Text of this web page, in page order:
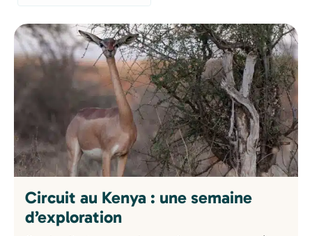
Circuit au Kenya : une semaine
d’exploration